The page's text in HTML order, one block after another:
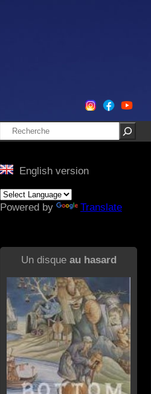
Rechercher
English version
Powered by Translate
Un disque au hasard